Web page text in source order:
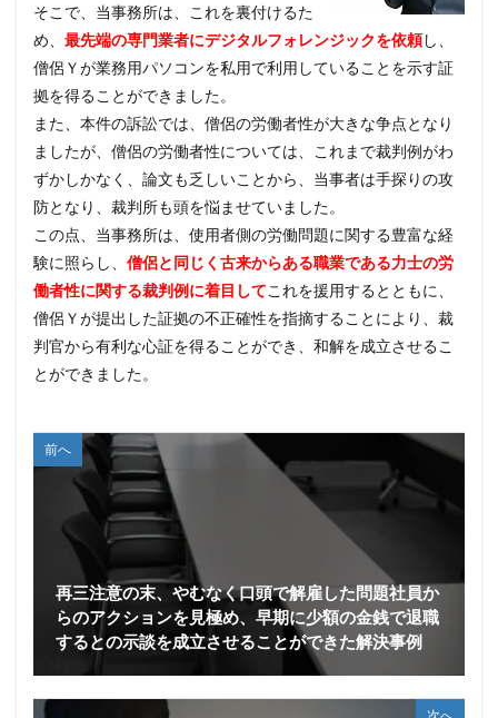
そこで、当事務所は、これを裏付けるた
め、 最先端の専門業者にデジタルフォレンジックを依頼し、
僧侶Ｙが業務用パソコンを私用で利用していることを示す証
拠を得ることができました。
また、本件の訴訟では、僧侶の労働者性が大きな争点となり
ましたが、僧侶の労働者性については、これまで裁判例がわ
ずかしかなく、論文も乏しいことから、当事者は手探りの攻
防となり、裁判所も頭を悩ませていました。
この点、当事務所は、使用者側の労働問題に関する豊富な経
験に照らし、 僧侶と同じく古来からある職業である力士の労
働者性に関する裁判例に着目してこれを援用するとともに、
僧侶Ｙが提出した証拠の不正確性を指摘することにより、裁
判官から有利な心証を得ることができ、和解を成立させるこ
とができました。
前へ
再三注意の末、やむなく口頭で解雇した問題社員か
らのアクションを見極め、早期に少額の金銭で退職
するとの示談を成立させることができた解決事例